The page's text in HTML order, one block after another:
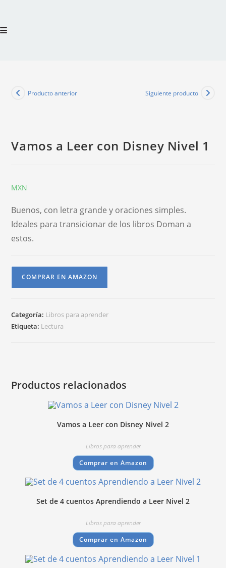
Producto anterior Siguiente producto
Vamos a Leer con Disney Nivel 1
Buenos, con letra grande y oraciones simples.
Ideales para transicionar de los libros Doman a
estos.
COMPRAR EN AMAZON
Categoría: Libros para aprender
Etiqueta: Lectura
Productos relacionados
Vamos a Leer con Disney Nivel 2
Libros para aprender
Comprar en Amazon
Set de 4 cuentos Aprendiendo a Leer Nivel 2
Libros para aprender
Comprar en Amazon